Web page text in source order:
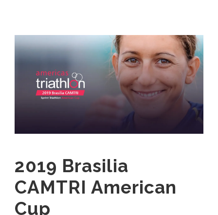
2019 Brasilia
CAMTRI American
Cup